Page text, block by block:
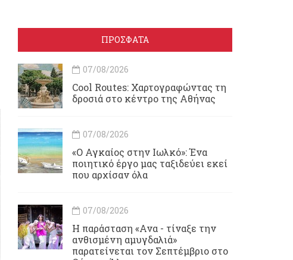
ΠΡΟΣΦΑΤΑ
07/08/2026
Cool Routes: Χαρτογραφώντας τη
δροσιά στο κέντρο της Αθήνας
07/08/2026
«Ο Αγκαίος στην Ιωλκό»: Ένα
ποιητικό έργο μας ταξιδεύει εκεί
που αρχίσαν όλα
07/08/2026
Η παράσταση «Ανα - τίναξε την
ανθισμένη αμυγδαλιά»
παρατείνεται τον Σεπτέμβριο στο